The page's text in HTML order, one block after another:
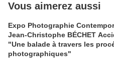
Vous aimerez aussi
Expo Photographie
Jean-Christophe BÉCHET
"Une balade à travers les
photographiques"